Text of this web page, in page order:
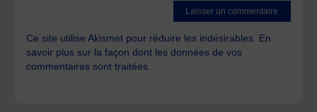
Ce site utilise Akismet pour réduire les indésirables. En
savoir plus sur la façon dont les données de vos
commentaires sont traitées